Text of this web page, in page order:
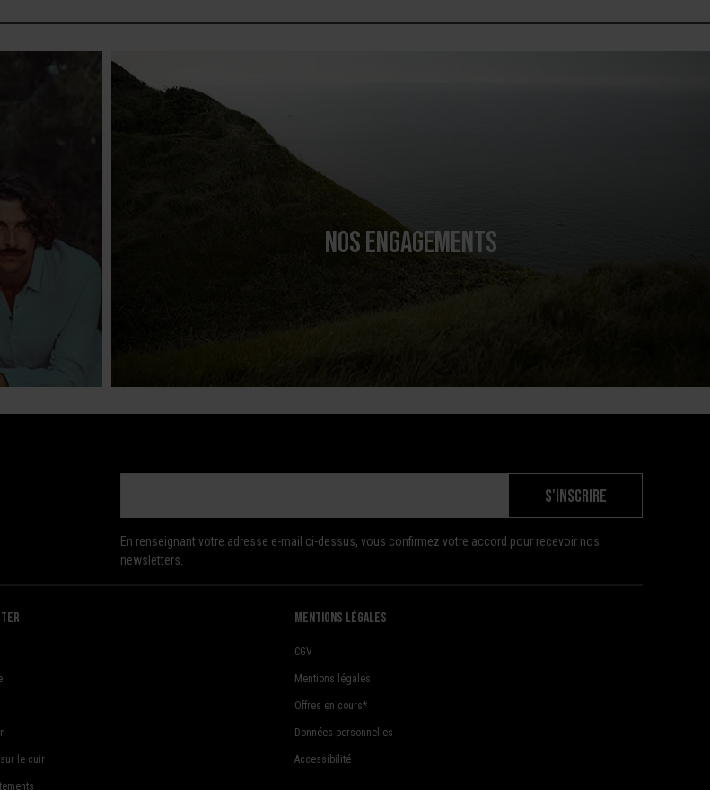
NOS ENGAGEMENTS
S'INSCRIRE
En renseignant votre adresse e-mail ci-dessus, vous confirmez votre accord pour recevoir nos
newsletters.
le cuir
mentions légales
CGV
Mentions légales
Offres en cours*
Données personnelles
Accessibilité